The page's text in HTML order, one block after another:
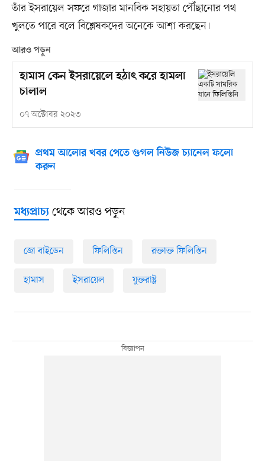
তাঁর ইসরায়েল সফরে গাজার মানবিক সহায়তা পৌঁছানোর পথ
খুলতে পারে বলে বিশ্লেষকদের অনেকে আশা করছেন।
আরও পড়ুন
হামাস কেন ইসরায়েলে হঠাৎ করে হামলা
চালাল
০৭ অক্টোবর ২০২৩
প্রথম আলোর খবর পেতে গুগল নিউজ চ্যানেল ফলো
করুন
মধ্যপ্রাচ্যথেকে আরও পড়ুন
জো বাইডেন ফিলিস্তিন রক্তাক্ত ফিলিস্তিন
হামাস ইসরায়েল যুক্তরাষ্ট্র